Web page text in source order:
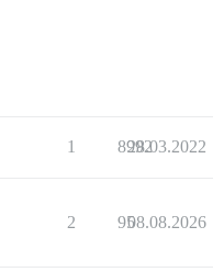
1 8992
28.03.2022
2 9508.08.2026